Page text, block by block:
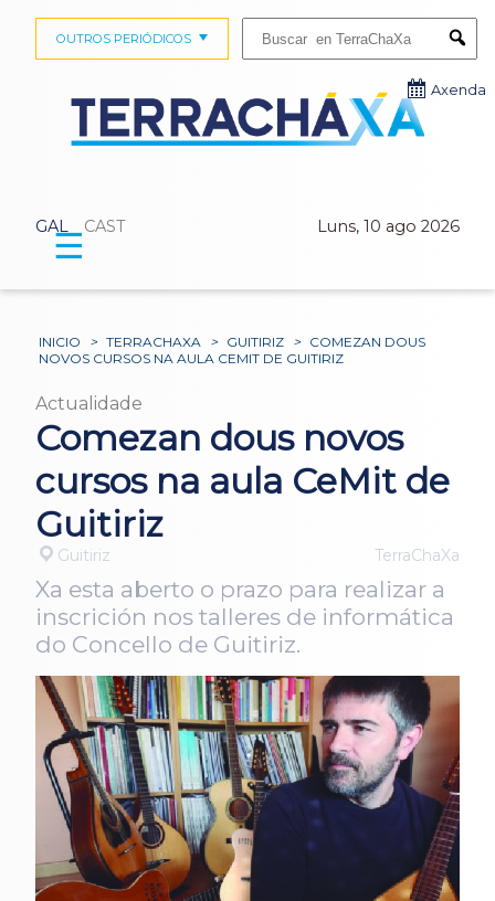
GAL CAST Luns, 10 ago 2026
OUTROS PERIÓDICOS
Axenda
☰
INICIO > TERRACHAXA > GUITIRIZ > COMEZAN DOUS
NOVOS CURSOS NA AULA CEMIT DE GUITIRIZ
Actualidade
Comezan dous novos
cursos na aula CeMit de
Guitiriz
Guitiriz TerraChaXa
Xa esta aberto o prazo para realizar a
inscrición nos talleres de informática
do Concello de Guitiriz.